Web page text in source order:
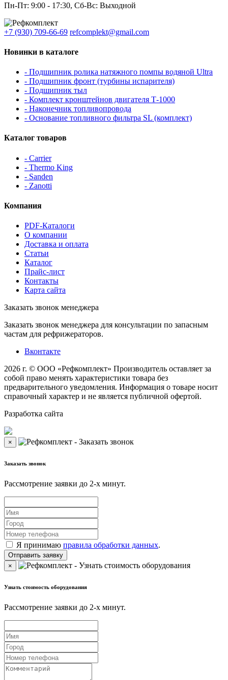
Пн-Пт: 9:00 - 17:30, Сб-Вс: Выходной
+7 (930) 709-66-69 refcomplekt@gmail.com
Новинки в каталоге
- Подшипник ролика натяжного помпы водяной Ultra
- Подшипник фронт (турбины испарителя)
- Подшипник тыл
- Комплект кронштейнов двигателя Т-1000
- Наконечник топливопровода
- Основание топливного фильтра SL (комплект)
Каталог товаров
- Carrier
- Thermo King
- Sanden
- Zanotti
Компания
PDF-Каталоги
О компании
Доставка и оплата
Статьи
Каталог
Прайс-лист
Контакты
Карта сайта
Заказать звонок менеджера
Заказать звонок менеджера для консультации по запасным
частам для рефрижераторов.
Вконтакте
2026 г. © ООО «Рефкомплект» Производитель оставляет за
собой право менять характеристики товара без
предварительного уведомления. Информация о товаре носит
справочный характер и не является публичной офертой.
Разработка сайта
×
Заказать звонок
Рассмотрение заявки до 2-x минут.
Я принимаю правила обработки данных.
×
Узнать стоимость оборудования
Рассмотрение заявки до 2-x минут.